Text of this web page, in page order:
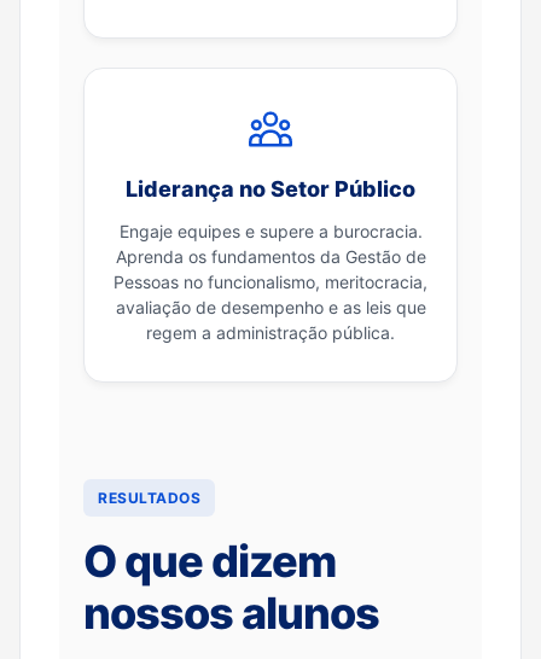
Liderança no Setor Público
Engaje equipes e supere a burocracia.
Aprenda os fundamentos da Gestão de
Pessoas no funcionalismo, meritocracia,
avaliação de desempenho e as leis que
regem a administração pública.
RESULTADOS
O que dizem
nossos alunos